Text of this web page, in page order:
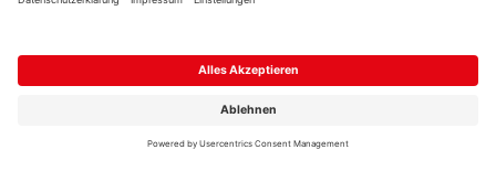
AGB
Datenschutz
Copyright